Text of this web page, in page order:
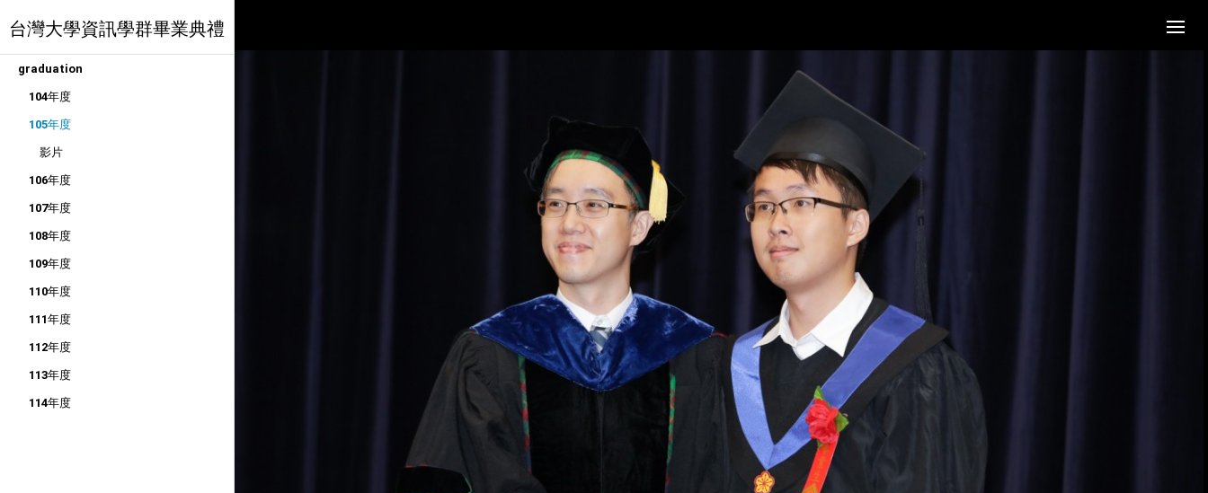
台灣大學資訊學群畢業典禮
graduation
104年度
105年度
影片
106年度
107年度
108年度
109年度
110年度
111年度
112年度
113年度
114年度